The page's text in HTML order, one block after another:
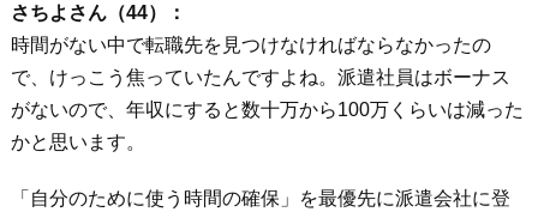
さちよさん（44）：
時間がない中で転職先を見つけなければならなかったの
で、けっこう焦っていたんですよね。派遣社員はボーナス
がないので、年収にすると数十万から100万くらいは減った
かと思います。
「自分のために使う時間の確保」を最優先に派遣会社に登